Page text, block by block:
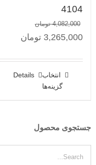
4104
4,082,000 تومان
3,265,000 تومان
انتخاب
گزینه‌ها
Details
جستجوی محصول